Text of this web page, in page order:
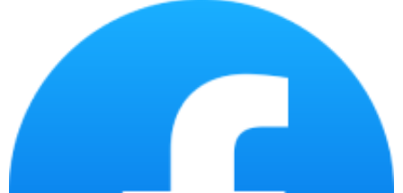
Pin & độ bền đáng tin cậy
Sử dụng pin AAA dễ thay thế, thời lượng pin kéo dài
Công nghệ tiết kiệm năng lượng, tự động chuyển
sang chế độ nghỉ khi không sử dụng.
Độ bền đạt tiêu chuẩn Dell, yên tâm dùng lâu dài.